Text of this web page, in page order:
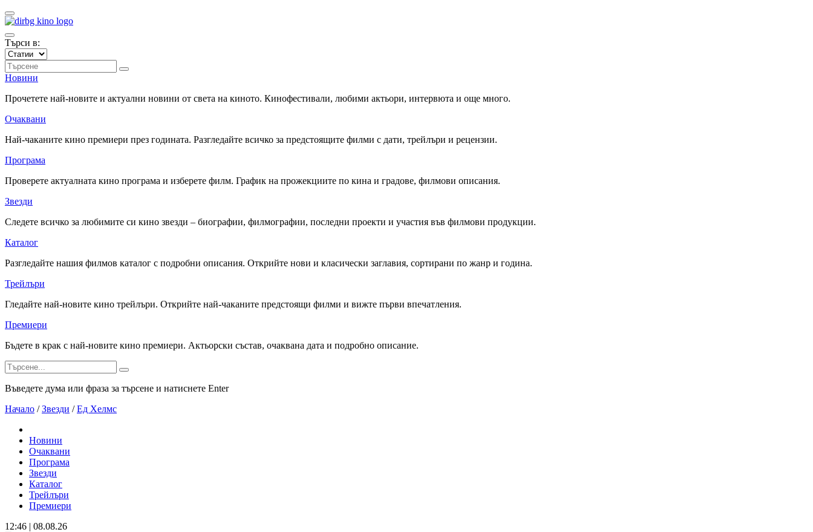
Търси в:
Новини
Прочетете най-новите и актуални новини от света на киното. Кинофестивали, любими актьори, интервюта и още много.
Очаквани
Най-чаканите кино премиери през годината. Разгледайте всичко за предстоящите филми с дати, трейлъри и рецензии.
Програма
Проверете актуалната кино програма и изберете филм. График на прожекциите по кина и градове, филмови описания.
Звезди
Следете всичко за любимите си кино звезди – биографии, филмографии, последни проекти и участия във филмови продукции.
Каталог
Разгледайте нашия филмов каталог с подробни описания. Открийте нови и класически заглавия, сортирани по жанр и година.
Трейлъри
Гледайте най-новите кино трейлъри. Открийте най-чаканите предстоящи филми и вижте първи впечатления.
Премиери
Бъдете в крак с най-новите кино премиери. Актьорски състав, очаквана дата и подробно описание.
Въведете дума или фраза за търсене и натиснете Enter
Начало / Звезди / Ед Хелмс
Новини
Очаквани
Програма
Звезди
Каталог
Трейлъри
Премиери
12:46 | 08.08.26